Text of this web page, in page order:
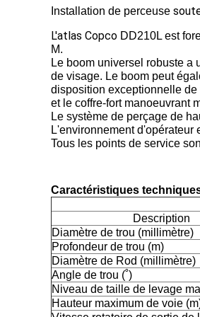
Installation de perceuse
L'atlas Copco DD210L est
M.
Le boom universel robuste a
de visage. Le boom peut
disposition exceptionnelle
et le coffre-fort manoeuvrant
Le système de perçage de
L'environnement d'opérateur
Tous les points de service
Caractéristiques
Description
Diamètre de trou (millimètre)
Profondeur de trou (m)
Diamètre de Rod (millimètre)
Angle de trou (˚)
Niveau de taille de levage
Hauteur maximum de voie